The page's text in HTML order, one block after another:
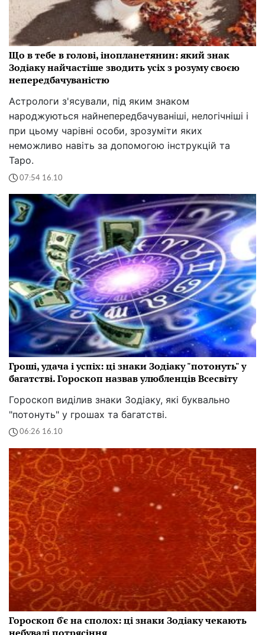
Що в тебе в голові, інопланетянин: який знак
Зодіаку найчастіше зводить усіх з розуму своєю
непередбачуваністю
Астрологи з'ясували, під яким знаком
народжуються найнепередбачуваніші, нелогічніші і
при цьому чарівні особи, зрозуміти яких
неможливо навіть за допомогою інструкцій та
Таро.
07:54 16.10
Гроші, удача і успіх: ці знаки Зодіаку "потонуть" у
багатстві. Гороскоп назвав улюбленців Всесвіту
Гороскоп виділив знаки Зодіаку, які буквально
"потонуть" у грошах та багатстві.
06:26 16.10
Гороскоп б'є на сполох: ці знаки Зодіаку чекають